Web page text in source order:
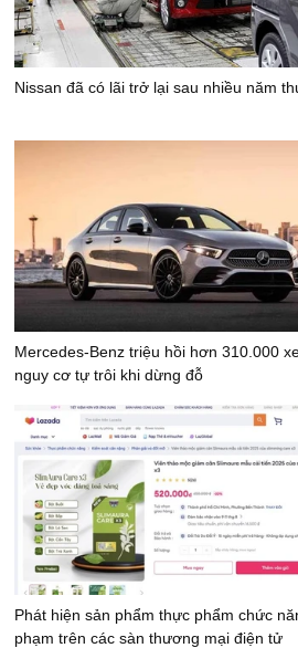
Nissan đã có lãi trở lại sau nhiều năm
Mercedes-Benz triệu hồi hơn 310.000
nguy cơ tự trôi khi dừng đỗ
Phát hiện sản phẩm thực phẩm chức
phạm trên các sàn thương mại điện tử